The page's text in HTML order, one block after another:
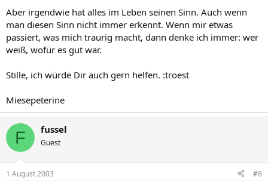
Aber irgendwie hat alles im Leben seinen Sinn. Auch wenn
man diesen Sinn nicht immer erkennt. Wenn mir etwas
passiert, was mich traurig macht, dann denke ich immer: wer
weiß, wofür es gut war.
Stille, ich würde Dir auch gern helfen. :troest
Miesepeterine
F fussel
Guest
1 August 2003 #8